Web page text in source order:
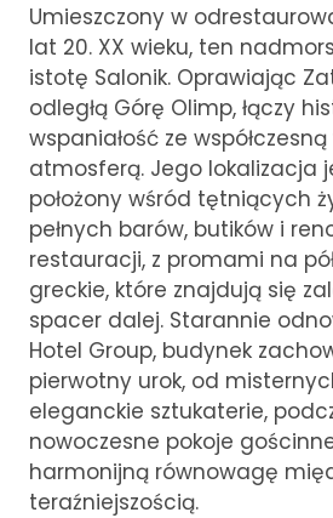
Umieszczony w
lat 20. XX wieku, ten
istotę Salonik. Oprawiając
odległą Górę Olimp, łączy
wspaniałość ze
atmosferą. Jego lokalizacja
położony wśród tętniących
pełnych barów, butików i
restauracji, z promami na
greckie, które znajdują się
spacer dalej. Starannie
Hotel Group, budynek
pierwotny urok, od
eleganckie sztukaterie,
nowoczesne pokoje
harmonijną równowagę
teraźniejszością.